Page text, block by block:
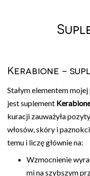
Kerabione -
Stałym elementem
jest suplement
kuracji zauważyła
włosów, skóry i
temu i liczę głównie na:
Wzmocnienie
mi na szybszym